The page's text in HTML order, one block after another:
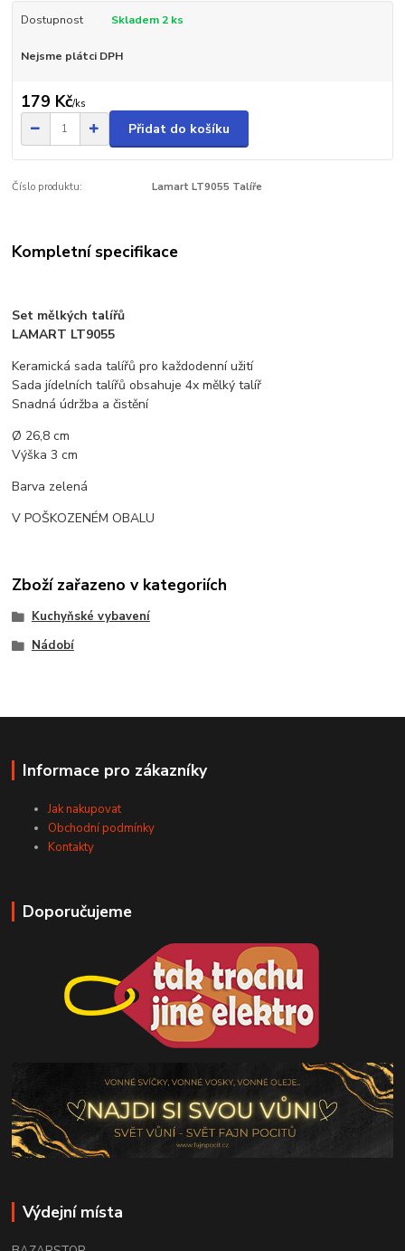
Dostupnost Skladem 2 ks
Nejsme plátci DPH
179 Kč/ks
Přidat do košíku
Číslo produktu: Lamart LT9055 Talíře
Kompletní specifikace
Set mělkých talířů
LAMART LT9055
Keramická sada talířů pro každodenní užití
Sada jídelních talířů obsahuje 4x mělký talíř
Snadná údržba a čistění
Ø 26,8 cm
Výška 3 cm
Barva zelená
V POŠKOZENÉM OBALU
Zboží zařazeno v kategoriích
Kuchyňské vybavení
Nádobí
Informace pro zákazníky
Jak nakupovat
Obchodní podmínky
Kontakty
Doporučujeme
Výdejní místa